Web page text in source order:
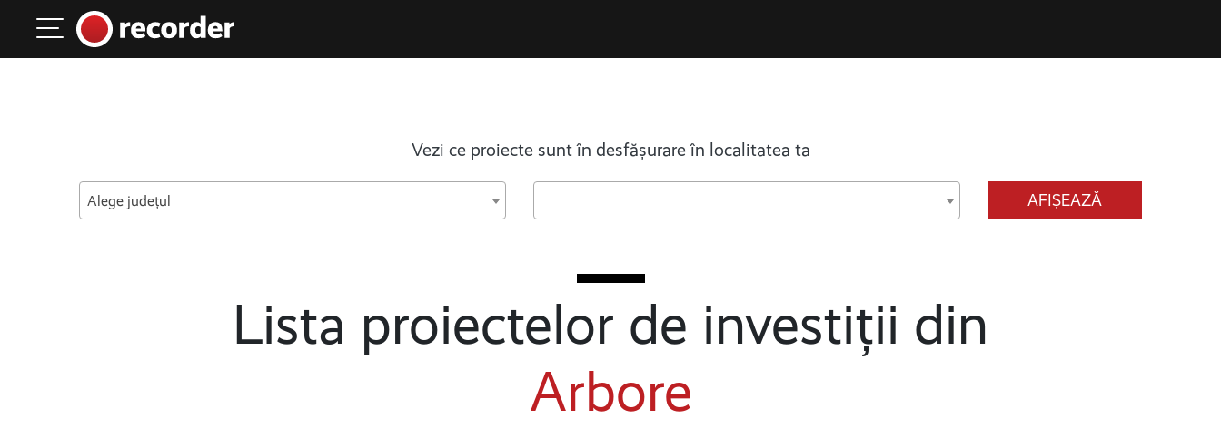
Main Navigation
Vezi ce proiecte sunt în desfășurare în localitatea ta
Alege județul AFIȘEAZĂ
Lista proiectelor de investiții din
Arbore